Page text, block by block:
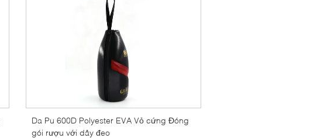
Da Pu 600D Polyester EVA Vỏ cứng Đóng
gói rượu với dây đeo